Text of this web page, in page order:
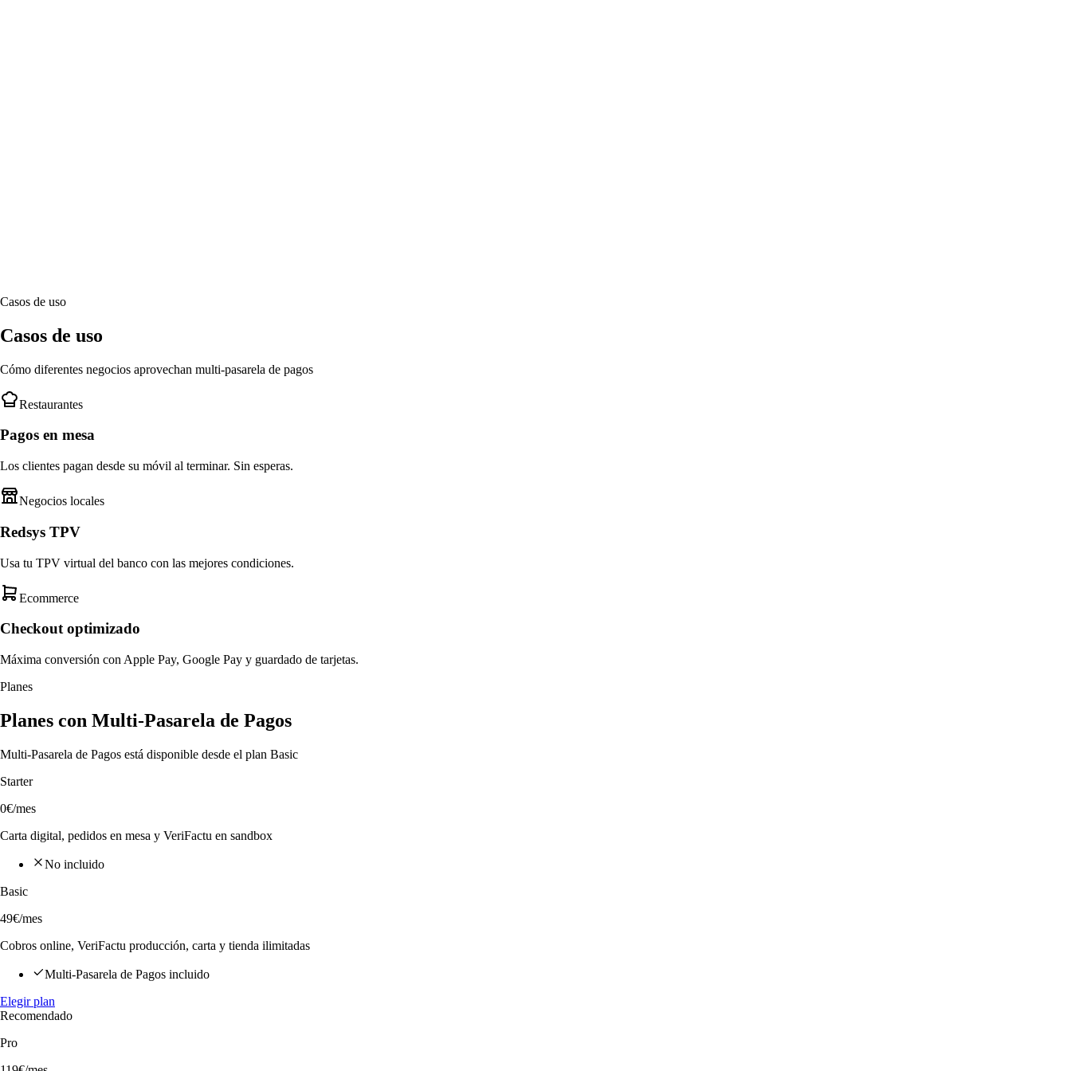
Casos de uso
Casos de uso
Cómo diferentes negocios aprovechan multi-pasarela de pagos
Restaurantes
Pagos en mesa
Los clientes pagan desde su móvil al terminar. Sin esperas.
Negocios locales
Redsys TPV
Usa tu TPV virtual del banco con las mejores condiciones.
Ecommerce
Checkout optimizado
Máxima conversión con Apple Pay, Google Pay y guardado de tarjetas.
Planes
Planes con Multi-Pasarela de Pagos
Multi-Pasarela de Pagos está disponible desde el plan Basic
Starter
0€/mes
Carta digital, pedidos en mesa y VeriFactu en sandbox
No incluido
Basic
49€/mes
Cobros online, VeriFactu producción, carta y tienda ilimitadas
Multi-Pasarela de Pagos incluido
Elegir plan
Recomendado
Pro